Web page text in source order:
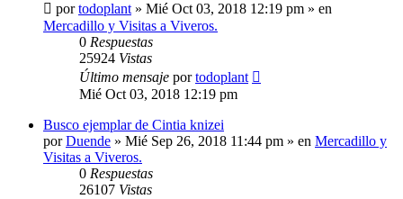
portodoplant » Mié Oct 03, 2018 12:19 pm » en
Mercadillo y Visitas a Viveros.
0 Respuestas
25924 Vistas
Último mensaje portodoplant
Mié Oct 03, 2018 12:19 pm
Busco ejemplar de Cintia knizei
porDuende » Mié Sep 26, 2018 11:44 pm » en Mercadillo y
Visitas a Viveros.
0 Respuestas
26107 Vistas